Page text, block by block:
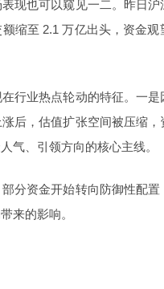
现也可以窥见一二。昨日
缩至 2.1 万亿出头，资金
行业热点轮动的特征。一
后，估值扩张空间被压缩
气、引领方向的核心主线。
分资金开始转向防御性配
来的影响。